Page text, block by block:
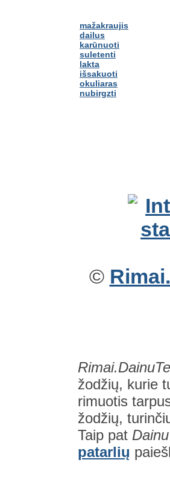
mažakraujis
dailus
karūnuoti
suletenti
lakta
išsakuoti
okuliaras
nubirgzti
©
žodžių, kurie
rimuotis
žodžių,
Taip pat
patarlių